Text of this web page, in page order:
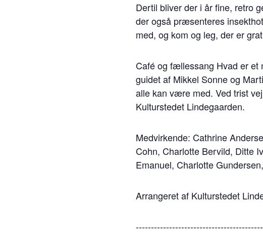
Dertil bliver der i år fine, retro
der også præsenteres
med, og kom og leg, der er
Café og fællessang Hvad er et
guidet af Mikkel Sonne og
alle kan være med. Ved trist
Kulturstedet Lindegaarden.
Medvirkende: Cathrine
Cohn, Charlotte Bervild, Ditte
Emanuel, Charlotte
Arrangeret af Kulturstedet